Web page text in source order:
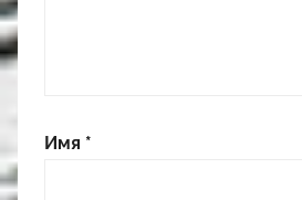
Имя *